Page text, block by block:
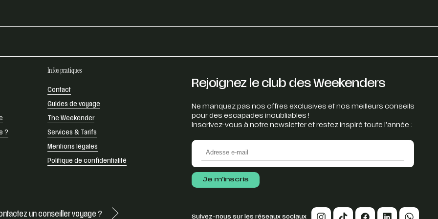
?
Infos pratiques
Contact
Guides de voyage
The Weekender
Services & Tarifs
Mentions légales
Politique de confidentialité
Rejoignez le club des Weekenders
Ne manquez pas nos offres exclusives et nos meilleurs conseils
pour des escapades inoubliables !
Inscrivez-vous à notre newsletter et restez inspiré toute l’année :
un conseiller voyage ? Suivez-nous sur les réseaux sociaux